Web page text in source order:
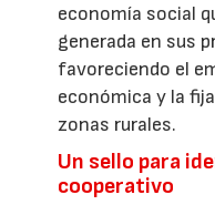
economía social
generada en sus
favoreciendo el
económica y la
zonas rurales.
Un sello para
cooperativo